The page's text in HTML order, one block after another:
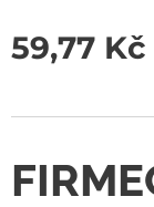
59,77 Kč